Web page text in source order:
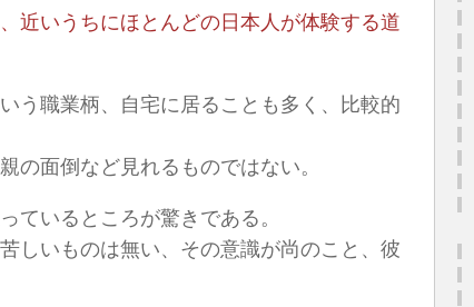
近いうちにほとんどの日本人が体験する道
う職業柄、自宅に居ることも多く、比較的
の面倒など見れるものではない。
ているところが驚きである。
しいものは無い、その意識が尚のこと、彼